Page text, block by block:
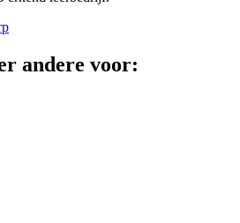
andere voor: